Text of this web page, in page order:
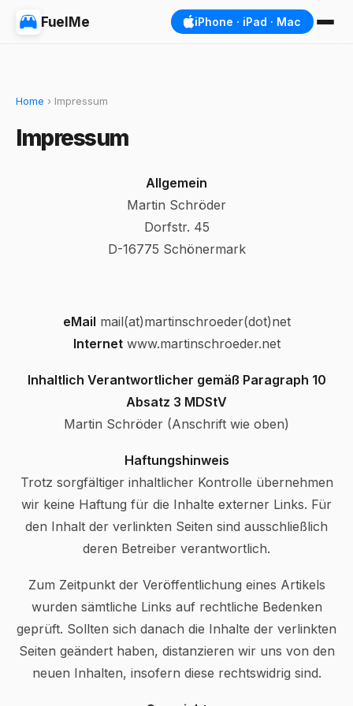
FuelMe iPhone · iPad · Mac
Home › Impressum
Impressum
Allgemein
Martin Schröder
Dorfstr. 45
D-16775 Schönermark
eMail mail(at)martinschroeder(dot)net
Internetwww.martinschroeder.net
Inhaltlich Verantwortlicher gemäß Paragraph 10
Absatz 3 MDStV
Martin Schröder (Anschrift wie oben)
Haftungshinweis
Trotz sorgfältiger inhaltlicher Kontrolle übernehmen
wir keine Haftung für die Inhalte externer Links. Für
den Inhalt der verlinkten Seiten sind ausschließlich
deren Betreiber verantwortlich.
Zum Zeitpunkt der Veröffentlichung eines Artikels
wurden sämtliche Links auf rechtliche Bedenken
geprüft. Sollten sich danach die Inhalte der verlinkten
Seiten geändert haben, distanzieren wir uns von den
neuen Inhalten, insofern diese rechtswidrig sind.